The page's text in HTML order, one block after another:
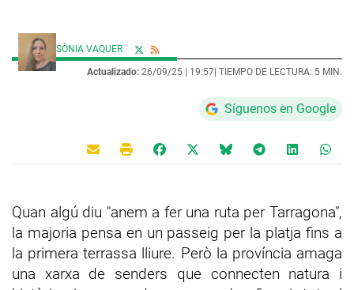
SÒNIA VAQUER
Actualizado: 26/09/25 | 19:57 | TIEMPO DE LECTURA: 5 MIN.
Síguenos en Google
Quan algú diu "anem a fer una ruta per Tarragona",
la majoria pensa en un passeig per la platja fins a
la primera terrassa lliure. Però la província amaga
una xarxa de senders que connecten natura i